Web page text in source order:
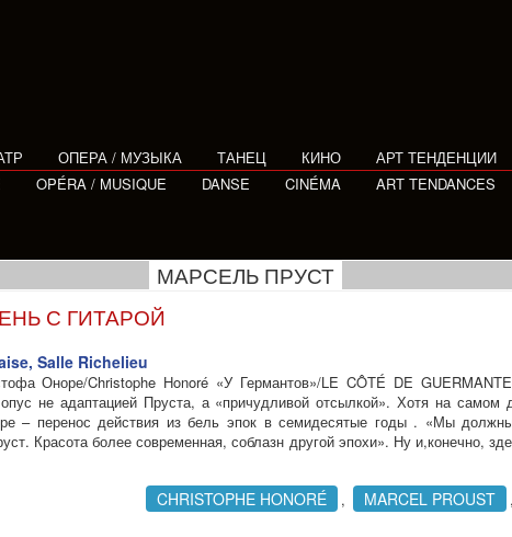
ОПЕРА / МУЗЫКА ТАНЕЦ КИНО АРТ ТЕНДЕНЦИИ
OPÉRA / MUSIQUE DANSE CINÉMA ART TENDANCES
МАРСЕЛЬ ПРУСТ
С ГИТАРОЙ
Salle Richelieu
Оноре/Christophe Honoré «У Германтов»/LE CÔTÉ DE
не адаптацией Пруста, а «причудливой отсылкой». Хотя на
– перенос действия из бель эпок в семидесятые годы . «Мы
Красота более современная, соблазн другой эпохи». Ну и,конечно,
CHRISTOPHE HONORÉ , MARCEL PROUST ,